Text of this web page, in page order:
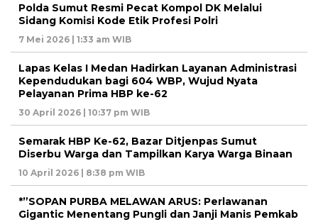
Polda Sumut Resmi Pecat Kompol DK Melalui
Sidang Komisi Kode Etik Profesi Polri
7 Mei 2026 | 1:33 am WIB
Lapas Kelas I Medan Hadirkan Layanan Administrasi
Kependudukan bagi 604 WBP, Wujud Nyata
Pelayanan Prima HBP ke-62
30 April 2026 | 10:37 pm WIB
Semarak HBP Ke-62, Bazar Ditjenpas Sumut
Diserbu Warga dan Tampilkan Karya Warga Binaan
10 April 2026 | 8:38 pm WIB
*”SOPAN PURBA MELAWAN ARUS: Perlawanan
Gigantic Menentang Pungli dan Janji Manis Pemkab